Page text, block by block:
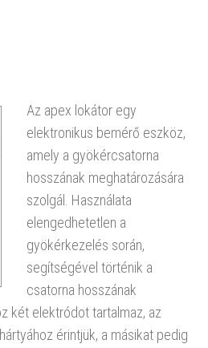
Az apex lokátor egy
elektronikus bemérő eszköz,
amely a gyökércsatorna
hosszának meghatározására
szolgál. Használata
elengedhetetlen a
gyökérkezelés során,
segítségével történik a
csatorna hosszának
két elektródot tartalmaz, az
érintjük, a másikat pedig